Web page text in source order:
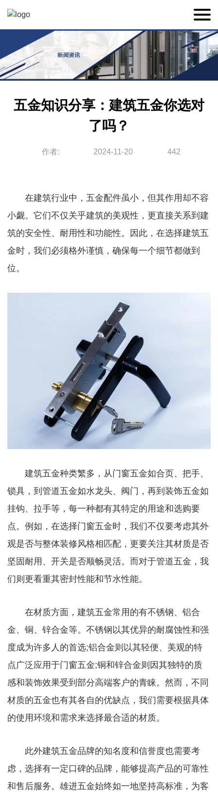
五金知识分享：建筑五金你选对
了吗？
作者: 2024-11-20 442
在建筑行业中，五金配件虽小，但其作用却不容
小觑。它们不仅关乎建筑的美观性，更直接关系到建
筑的安全性、耐用性和功能性。因此，在选择建筑五
金时，我们必须格外谨慎，确保每一个细节都做到
位。
建筑五金种类繁多，从门窗五金如合页、把手、
锁具，到管道五金如水龙头、阀门，再到装饰五金如
挂钩、拉手等，每一种都有其特定的用途和选购要
点。例如，在选择门窗五金时，我们不仅要考虑其外
观是否与整体装修风格相匹配，更要关注其材质是否
坚固耐用、开关是否顺畅灵活。而对于管道五金，我
们则更看重其密封性能和节水性能。
在材质方面，建筑五金常用的有不锈钢、铝合
金、铜、锌合金等。不锈钢以其优异的耐腐蚀性和强
度成为许多人的首选;铝合金则以其轻便、美观的特
点广泛应用于门窗五金;铜和锌合金则因其独特的质
感和装饰效果受到部分高端客户的青睐。然而，不同
材质的五金也有其各自的优缺点，我们需要根据具体
的使用环境和需求来选择最合适的材质。
此外建筑五金品牌的知名度和信誉度也需要考
虑，选择有一定口碑的品牌，能够提高产品的可靠性
和售后服务。雄进五金始终如一地坚持高标准，为客